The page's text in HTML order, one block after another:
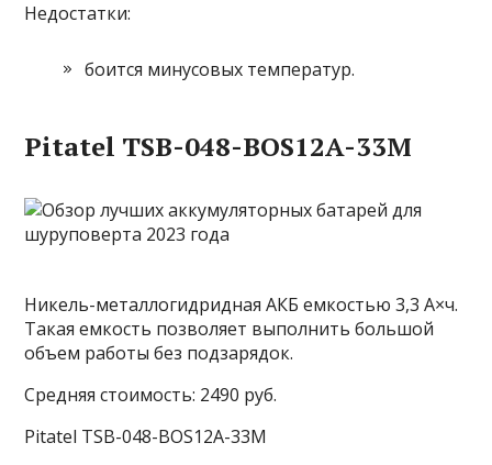
Недостатки:
боится минусовых температур.
Pitatel TSB-048-BOS12A-33M
Никель-металлогидридная АКБ емкостью 3,3 А×ч.
Такая емкость позволяет выполнить большой
объем работы без подзарядок.
Средняя стоимость: 2490 руб.
Pitatel TSB-048-BOS12A-33M